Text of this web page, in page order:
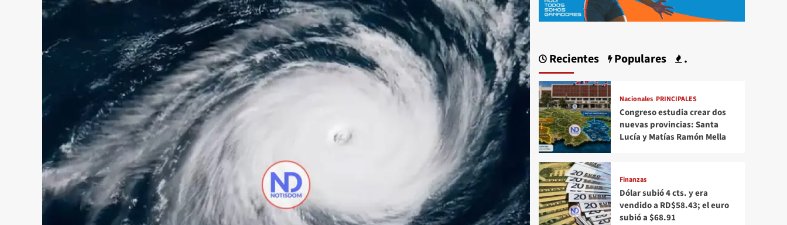
Recientes Populares .
Nacionales PRINCIPALES
Congreso estudia crear dos
nuevas provincias: Santa
Lucía y Matías Ramón Mella
Finanzas
Dólar subió 4 cts. y era
vendido a RD$58.43; el euro
subió a $68.91